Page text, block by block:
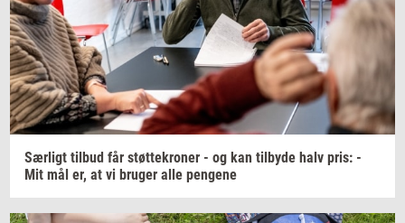
Sær­ligt til­bud får støt­te­kro­ner - og kan til­by­de halv pris: -
Mit mål er, at vi bru­ger alle pen­ge­ne